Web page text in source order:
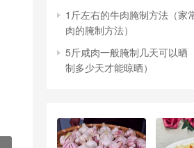
1斤左右的牛肉腌制方法（家
肉的腌制方法）
5斤咸肉一般腌制几天可以晒
制多少天才能晾晒）